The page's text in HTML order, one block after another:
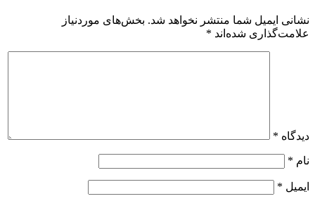
نشانی ایمیل شما منتشر نخواهد شد. بخش‌های موردنیاز
علامت‌گذاری شده‌اند *
دیدگاه *
نام *
ایمیل *